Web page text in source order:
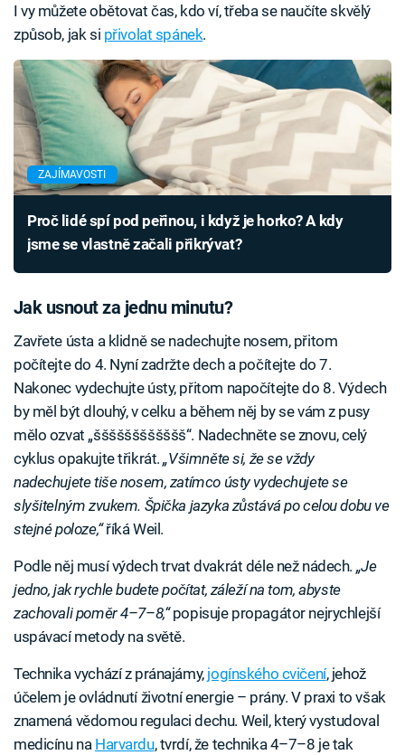
I vy můžete obětovat čas, kdo ví, třeba se naučíte skvělý
způsob, jak si přivolat spánek.
ZAJÍMAVOSTI
Proč lidé spí pod peřinou, i když je horko? A kdy
jsme se vlastně začali přikrývat?
Jak usnout za jednu minutu?
Zavřete ústa a klidně se nadechujte nosem, přitom
počítejte do 4. Nyní zadržte dech a počítejte do 7.
Nakonec vydechujte ústy, přitom napočítejte do 8. Výdech
by měl být dlouhý, v celku a během něj by se vám z pusy
mělo ozvat „šššššššššššš“. Nadechněte se znovu, celý
cyklus opakujte třikrát.„Všimněte si, že se vždy
nadechujete tiše nosem, zatímco ústy vydechujete se
slyšitelným zvukem. Špička jazyka zůstává po celou dobu ve
stejné poloze,“říká Weil.
Podle něj musí výdech trvat dvakrát déle než nádech. „Je
jedno, jak rychle budete počítat, záleží na tom, abyste
zachovali poměr 4–7–8,“popisuje propagátor nejrychlejší
uspávací metody na světě.
Technika vychází z pránajámy, jogínského cvičení, jehož
účelem je ovládnutí životní energie – prány. V praxi to však
znamená vědomou regulaci dechu. Weil, který vystudoval
medicínu na Harvardu, tvrdí, že technika 4–7–8 je tak